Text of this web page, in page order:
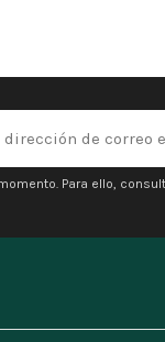
Para ello,